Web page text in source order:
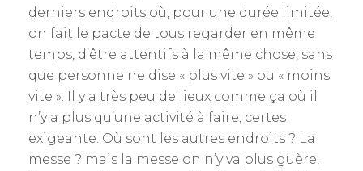
derniers endroits où, pour une durée limitée,
on fait le pacte de tous regarder en même
temps, d’être attentifs à la même chose, sans
que personne ne dise « plus vite » ou « moins
vite ». Il y a très peu de lieux comme ça où il
n’y a plus qu’une activité à faire, certes
exigeante. Où sont les autres endroits ? La
messe ? mais la messe on n’y va plus guère,